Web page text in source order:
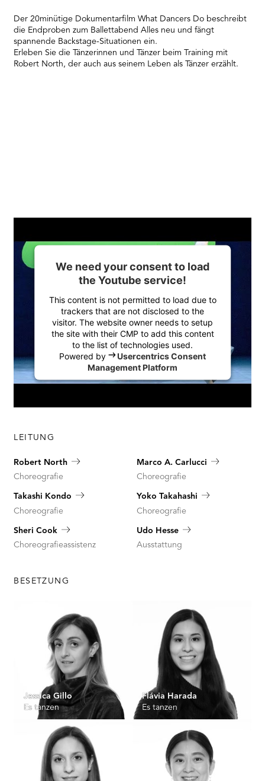
Der 20minütige Dokumentarfilm What Dancers Do beschreibt
die Endproben zum Ballettabend Alles neu und fängt
spannende Backstage-Situationen ein.
Erleben Sie die Tänzerinnen und Tänzer beim Training mit
Robert North, der auch aus seinem Leben als Tänzer erzählt.
We need your consent to load
the Youtube service!
This content is not permitted to load due to
trackers that are not disclosed to the
visitor. The website owner needs to setup
the site with their CMP to add this content
to the list of technologies used.
Powered by
Usercentrics Consent
Management Platform
LEITUNG
Robert North
Choreografie
Marco A. Carlucci
Choreografie
Takashi Kondo
Choreografie
Yoko Takahashi
Choreografie
Sheri Cook
Choreografieassistenz
Udo Hesse
Ausstattung
BESETZUNG
Jessica Gillo
Es tanzen
Flávia Harada
Es tanzen